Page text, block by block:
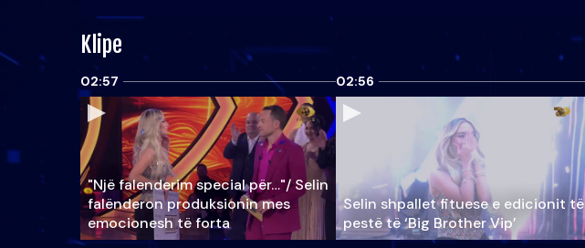
Klipe
02:57
"Një falenderim special për…"/ Selin
falënderon produksionin mes
emocionesh të forta
02:56
Selin shpallet fituese e edicionit të
pestë të ‘Big Brother Vip’